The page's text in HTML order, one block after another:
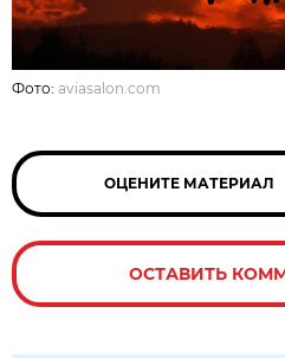
Фото:aviasalon.com
ОЦЕНИТЕ МАТЕРИАЛ
ОСТАВИТЬ